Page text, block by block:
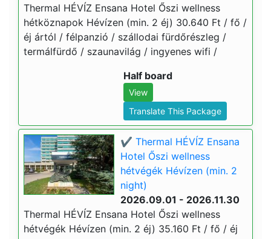
Thermal HÉVÍZ Ensana Hotel Őszi wellness
hétköznapok Hévízen (min. 2 éj) 30.640 Ft / fő /
éj ártól / félpanzió / szállodai fürdőrészleg /
termálfürdő / szaunavilág / ingyenes wifi /
Half board
View
Translate This Package
✔️ Thermal HÉVÍZ Ensana
Hotel Őszi wellness
hétvégék Hévízen (min. 2
night)
2026.09.01 - 2026.11.30
Thermal HÉVÍZ Ensana Hotel Őszi wellness
hétvégék Hévízen (min. 2 éj) 35.160 Ft / fő / éj